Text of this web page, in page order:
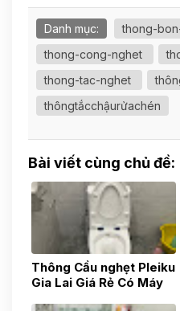
Danh mục: thong-
thong-cong-nghet
thong-tac-nghet
thôngtắcchậurửachén
Bài viết cùng chủ đề:
Thông Cầu nghẹt Pleiku
Gia Lai Giá Rẻ Có Máy